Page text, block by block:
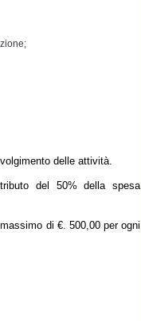
delle attività.
del 50% della spesa
di €. 500,00 per ogni